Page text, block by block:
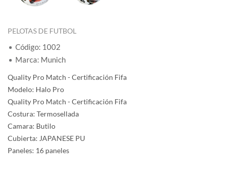
PELOTAS DE FUTBOL
Código: 1002
Marca: Munich
Quality Pro Match - Certificación Fifa
Modelo: Halo Pro
Quality Pro Match - Certificación Fifa
Costura: Termosellada
Camara: Butilo
Cubierta: JAPANESE PU
Paneles: 16 paneles